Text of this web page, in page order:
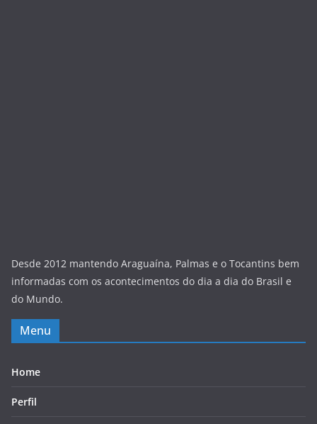
Desde 2012 mantendo Araguaína, Palmas e o Tocantins bem
informadas com os acontecimentos do dia a dia do Brasil e
do Mundo.
Menu
Home
Perfil